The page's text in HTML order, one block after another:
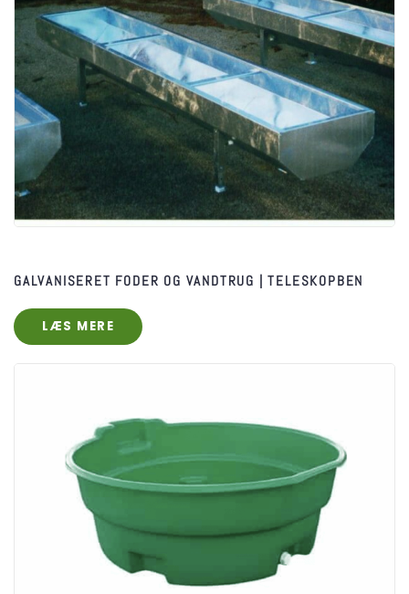
GALVANISERET FODER OG VANDTRUG | TELESKOPBEN
LÆS MERE